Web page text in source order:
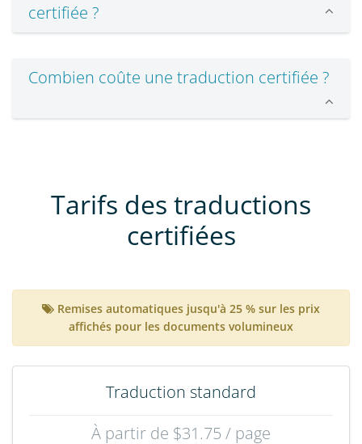
certifiée ?
Combien coûte une traduction certifiée ?
Tarifs des traductions
certifiées
Remises automatiques jusqu'à 25 % sur les prix
affichés pour les documents volumineux
Traduction standard
À partir de $31.75 / page